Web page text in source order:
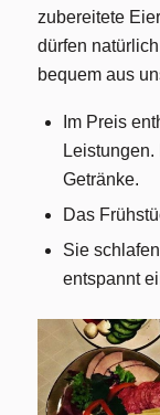
zubereitete
dürfen
bequem aus
Im Preis
Getränke.
Das
Sie
entspannt